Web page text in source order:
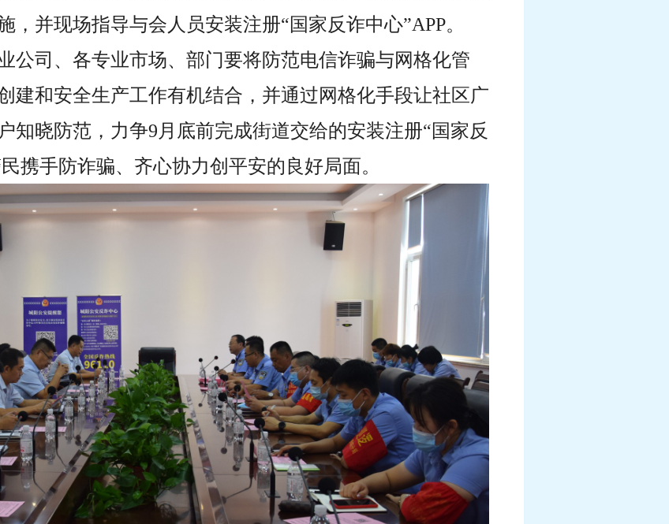
，并现场指导与会人员安装注册“国家反诈中心”APP。
公司、各专业市场、部门要将防范电信诈骗与网格化管
建和安全生产工作有机结合，并通过网格化手段让社区广
知晓防范，力争9月底前完成街道交给的安装注册“国家反
携手防诈骗、齐心协力创平安的良好局面。